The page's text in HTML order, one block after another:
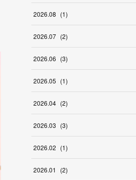
2026.08 (1)
2026.07 (2)
2026.06 (3)
2026.05 (1)
2026.04 (2)
2026.03 (3)
2026.02 (1)
2026.01 (2)